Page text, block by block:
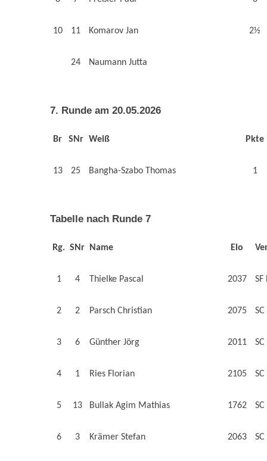
10 11 Komarov Jan 2½
24 Naumann Jutta
7. Runde am 20.05.2026
Br SNr Weiß Pkte
13 25 Bangha-Szabo Thomas 1
Tabelle nach Runde 7
Rg. SNr Name Elo
1 4 Thielke Pascal 2037
2 2 Parsch Christian 2075
3 6 Günther Jörg 2011
4 1 Ries Florian 2105
5 13 Bullak Agim Mathias 1762
6 3 Krämer Stefan 2063